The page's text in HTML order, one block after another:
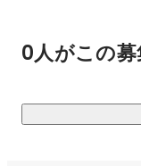
0人がこの